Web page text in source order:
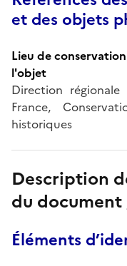
et des objets
Lieu de
l'objet
Direction
France,
historiques
Description
du
Éléments